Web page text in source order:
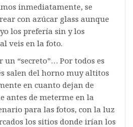
inmediatamente, se
con azúcar glass aunque
los prefería sin y los
veis en la foto.
un “secreto”… Por todos es
salen del horno muy altitos
en cuanto dejan de
antes de meterme en la
para las fotos, con la luz
los sitios donde irían los